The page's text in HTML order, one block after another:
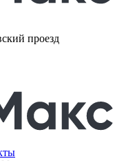
проезд